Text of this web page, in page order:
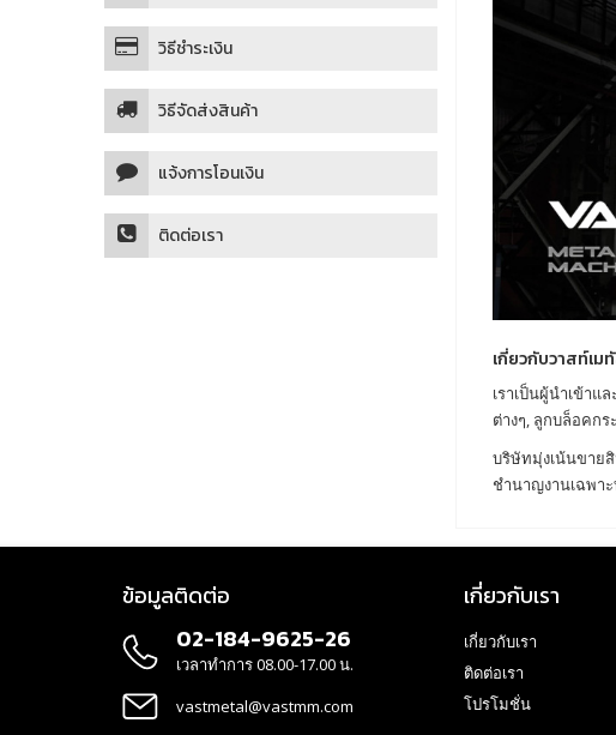
วิธีชำระเงิน
วิธีจัดส่งสินค้า
แจ้งการโอนเงิน
ติดต่อเรา
เกี่ยวกับวาสท์เ
เราเป็นผู้นำเข้าแ
ต่างๆ, ลูกบล็อคกร
บริษัทมุ่งเน้นขาย
ชำนาญงานเฉพา
ข้อมูลติดต่อ
02-184-9625-26
เวลาทำการ 08.00-17.00 น.
vastmetal@vastmm.com
เกี่ยวกับเรา
เกี่ยวกับเรา
ติดต่อเรา
โปรโมชั่น